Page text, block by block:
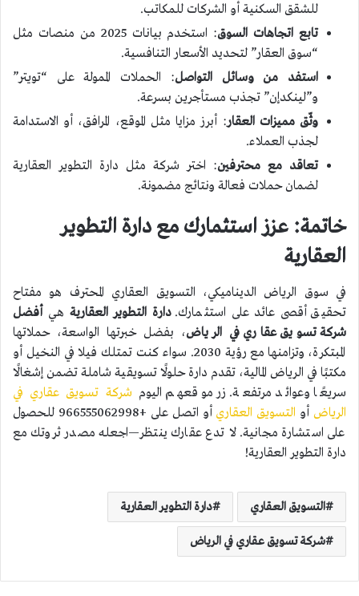
للشقق السكنية أو الشركات للمكاتب.
تابع اتجاهات السوق
: استخدم بيانات 2025 من منصات مثل
“سوق العقار” لتحديد الأسعار التنافسية.
استفد من وسائل التواصل: الحملات الممولة على “تويتر”
و”لينكدإن” تجذب مستأجرين بسرعة.
وثّق مميزات العقار: أبرز مزايا مثل الموقع، المرافق، أو الاستدامة
لجذب العملاء.
تعاقد مع محترفين: اختر شركة مثل دارة التطوير العقارية
لضمان حملات فعالة ونتائج مضمونة.
خاتمة: عزز استثمارك مع دارة التطوير
العقارية
في سوق الرياض الديناميكي، التسويق العقاري المحترف هو مفتاح
تحقيق أقصى عائد على استثمارك. دارة التطوير العقارية هي أفضل
شركة تسويق عقاري في الرياض، بفضل خبرتها الواسعة، حملاتها
المبتكرة، وتزامنها مع رؤية 2030. سواء كنت تمتلك فيلا في النخيل أو
مكتبًا في الرياض المالية، تقدم دارة حلولًا تسويقية شاملة تضمن إشغالًا
سريعًا وعوائد مرتفعة. زر موقعهم اليوم شركة تسويق عقاري في
الرياض أو التسويق العقاري
أو اتصل على +966555062998 للحصول
على استشارة مجانية. لا تدع عقارك ينتظر—اجعله مصدر ثروتك مع
دارة التطوير العقارية!
التسويق العقاري دارة التطوير العقارية
شركة تسويق عقاري في الرياض